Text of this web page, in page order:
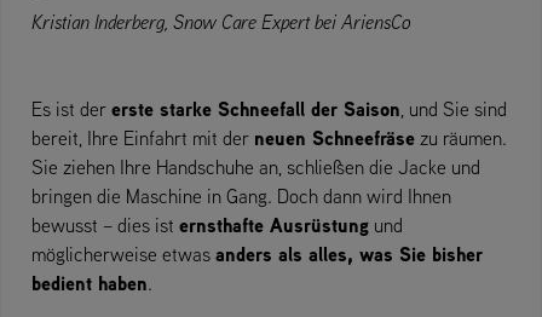
Kristian Inderberg, Snow Care Expert bei AriensCo
Es ist der erste starke Schneefall der Saison, und Sie sind
bereit, Ihre Einfahrt mit der neuen Schneefräse zu räumen.
Sie ziehen Ihre Handschuhe an, schließen die Jacke und
bringen die Maschine in Gang. Doch dann wird Ihnen
bewusst – dies ist ernsthafte Ausrüstung und
möglicherweise etwas anders als alles, was Sie bisher
bedient haben.